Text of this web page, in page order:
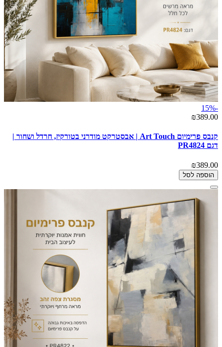
-15%
₪389.00
קנבס פרימיום Art Touch | אבסטרקט מודרני בטורקיז, חרדל ושחור |
דגם PR4824
₪389.00
הוספה לסל